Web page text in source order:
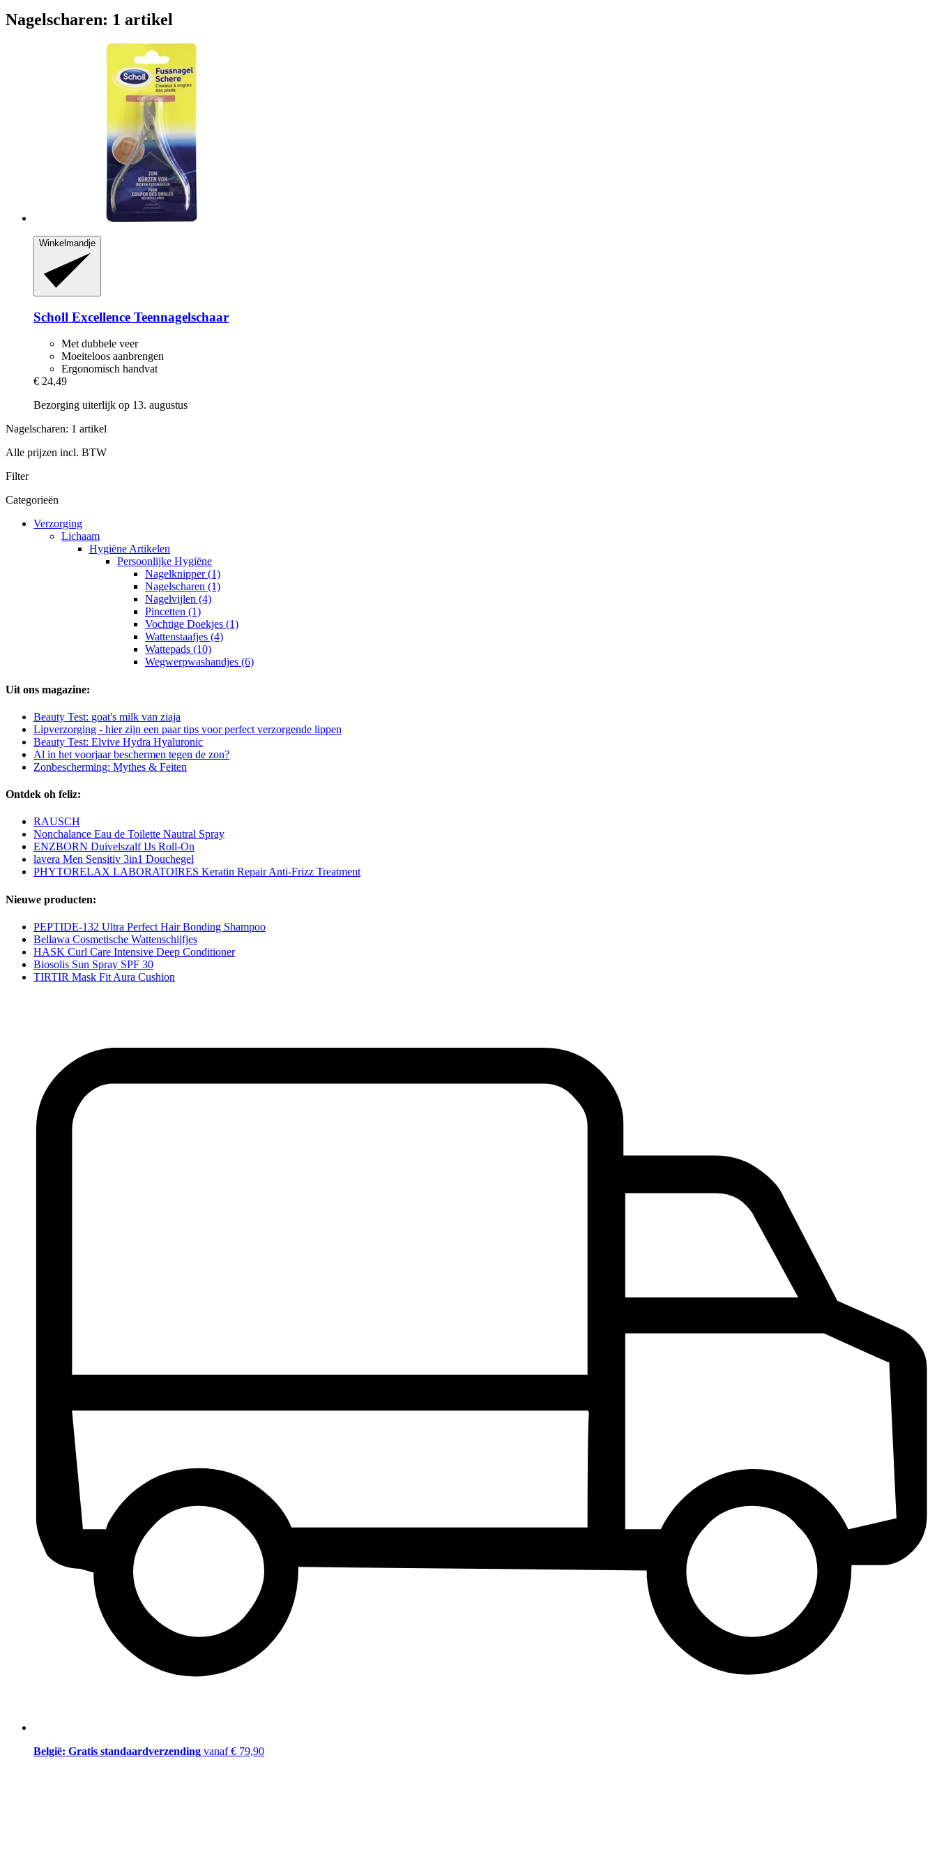
Nagelscharen: 1 artikel
Winkelmandje
Scholl Excellence Teennagelschaar
Met dubbele veer
Moeiteloos aanbrengen
Ergonomisch handvat
€ 24,49
Bezorging uiterlijk op 13. augustus
Nagelscharen: 1 artikel
Alle prijzen incl. BTW
Filter
Categorieën
Verzorging
Lichaam
Hygiëne Artikelen
Persoonlijke Hygiëne
Nagelknipper (1)
Nagelscharen (1)
Nagelvijlen (4)
Pincetten (1)
Vochtige Doekjes (1)
Wattenstaafjes (4)
Wattepads (10)
Wegwerpwashandjes (6)
Uit ons magazine:
Beauty Test: goat's milk van ziaja
Lipverzorging - hier zijn een paar tips voor perfect verzorgende lippen
Beauty Test: Elvive Hydra Hyaluronic
Al in het voorjaar beschermen tegen de zon?
Zonbescherming: Mythes & Feiten
Ontdek oh feliz:
RAUSCH
Nonchalance Eau de Toilette Nautral Spray
ENZBORN Duivelszalf IJs Roll-On
lavera Men Sensitiv 3in1 Douchegel
PHYTORELAX LABORATOIRES Keratin Repair Anti-Frizz Treatment
Nieuwe producten:
PEPTIDE-132 Ultra Perfect Hair Bonding Shampoo
Bellawa Cosmetische Wattenschijfjes
HASK Curl Care Intensive Deep Conditioner
Biosolis Sun Spray SPF 30
TIRTIR Mask Fit Aura Cushion
België: Gratis standaardverzending vanaf € 79,90